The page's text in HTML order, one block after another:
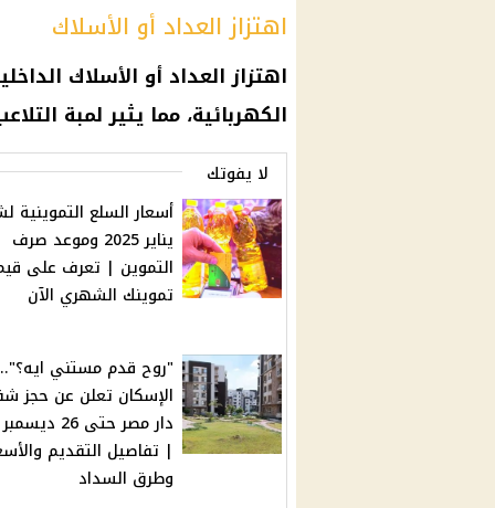
اهتزاز العداد أو الأسلاك
اهتزاز العداد أو الأسلاك
الكهربائية، مما يثير لمبة
لا يفوتك
أسعار السلع التموينية
يناير 2025 وموعد صرف
التموين | تعرف على
تموينك الشهري الآن
"روح قدم مستني ايه؟"..
الإسكان تعلن عن حجز
| تفاصيل التقديم
وطرق السداد